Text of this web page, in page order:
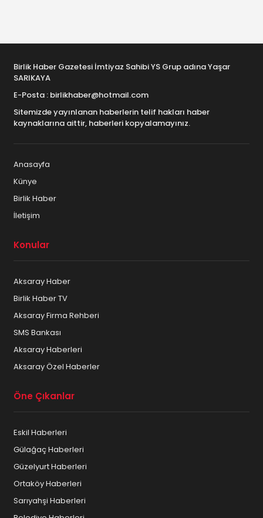
Birlik Haber Gazetesi İmtiyaz Sahibi YS Grup adına Yaşar
SARIKAYA
E-Posta : birlikhaber@hotmail.com
Sitemizde yayınlanan haberlerin telif hakları haber
kaynaklarına aittir, haberleri kopyalamayınız.
Anasayfa
Künye
Birlik Haber
İletişim
Konular
Aksaray Haber
Birlik Haber TV
Aksaray Firma Rehberi
SMS Bankası
Aksaray Haberleri
Aksaray Özel Haberler
Öne Çıkanlar
Eskil Haberleri
Gülağaç Haberleri
Güzelyurt Haberleri
Ortaköy Haberleri
Sarıyahşi Haberleri